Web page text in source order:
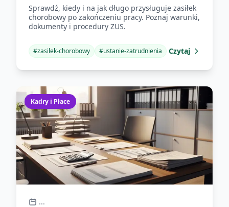
Sprawdź, kiedy i na jak długo przysługuje zasiłek
chorobowy po zakończeniu pracy. Poznaj warunki,
dokumenty i procedury ZUS.
#zasilek-chorobowy #ustanie-zatrudnienia Czytaj
Kadry i Płace
...